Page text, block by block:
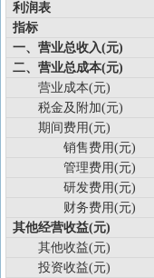
利润表
指标
一、营业总收入(元)
二、营业总成本(元)
营业成本(元)
税金及附加(元)
期间费用(元)
销售费用(元)
管理费用(元)
研发费用(元)
财务费用(元)
其他经营收益(元)
其他收益(元)
投资收益(元)